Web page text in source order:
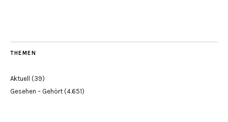
THEMEN
Aktuell
(39)
Gesehen – Gehört (4.651)